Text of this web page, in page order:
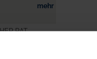
mehr
RAT